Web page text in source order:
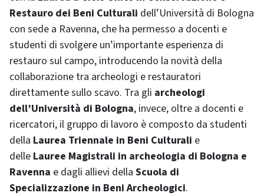
Restauro dei Beni Culturali dell’Università di Bologna
con sede a Ravenna, che ha permesso a docenti e
studenti di svolgere un’importante esperienza di
restauro sul campo, introducendo la novità della
collaborazione tra archeologi e restauratori
direttamente sullo scavo. Tra gli archeologi
dell’Università di Bologna, invece, oltre a docenti e
ricercatori, il gruppo di lavoro è composto da studenti
della Laurea Triennale in Beni Culturali e
delle Lauree Magistrali in archeologia di Bologna e
Ravenna e dagli allievi della Scuola di
Specializzazione in Beni Archeologici.